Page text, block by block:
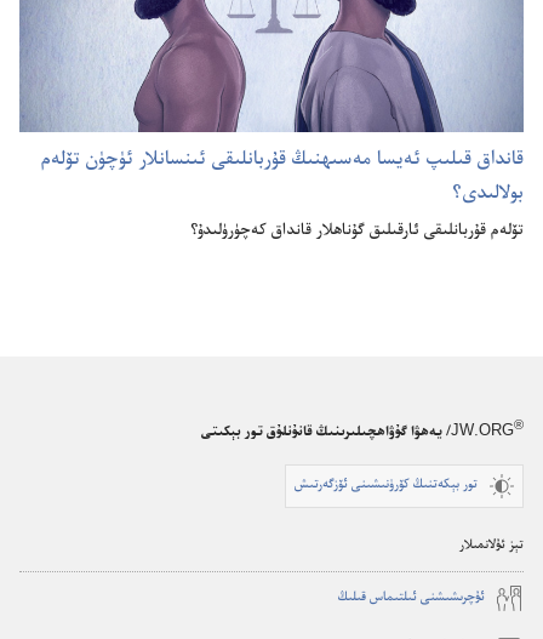
قانداق قىلىپ ئە‌يسا مە‌سىھنىڭ قۇ‌ربانلىقى ئىنسانلار ئۈچۈن تۆلە‌م
بولالىدى؟‏
تۆلە‌م قۇ‌ربانلىقى ئارقىلىق گۇ‌ناھلار قانداق كە‌چۈرۈلىدۇ؟‏
JW.ORG® / يەھۋا گۇۋاھچىلىرىنىڭ قانۇنلۇق تور بېكىتى
تور بېكەتنىڭ كۆرۈنىشىنى ئۆزگەرتىش
تېز ئۇلانمىلار
ئۇ‌چرىشىشنى ئىلتىماس قىلىڭ